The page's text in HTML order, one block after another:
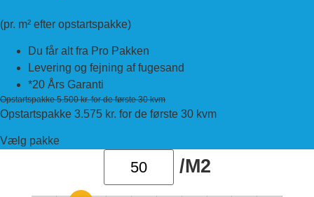
(pr. m² efter opstartspakke)
Du får alt fra Pro Pakken
Levering og fejning af fugesand
*20 Års Garanti
Opstartspakke 5.500 kr. for de første 30 kvm
Opstartspakke 3.575 kr. for de første 30 kvm
Vælg pakke
/M2